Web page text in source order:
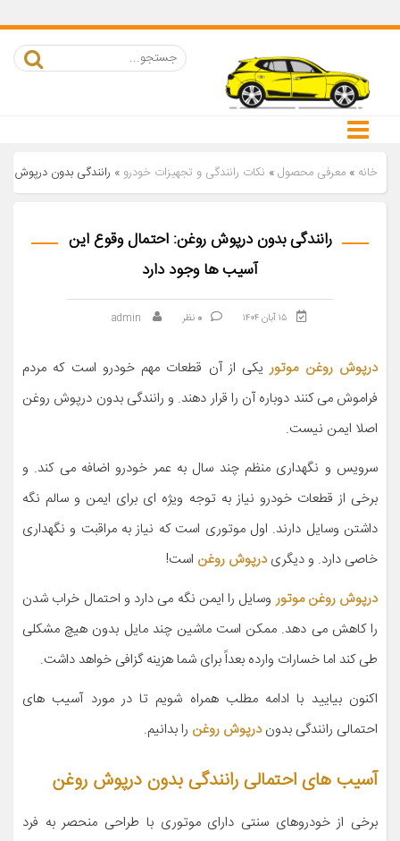
خانه » معرفی محصول» نکات رانندگی و تجهیزات خودرو » رانندگی بدون درپوش
رانندگی بدون درپوش روغن: احتمال وقوع این
آسیب ها وجود دارد
۱۵ آبان ۱۴۰۴ 0 نظر
درپوش روغن موتوریکی از آن قطعات مهم خودرو است که مردم
فراموش می کنند دوباره آن را قرار دهند. و رانندگی بدون درپوش روغن
اصلا ایمن نیست.
سرویس و نگهداری منظم چند سال به عمر خودرو اضافه می کند. و
برخی از قطعات خودرو نیاز به توجه ویژه ای برای ایمن و سالم نگه
داشتن وسایل دارند. اول موتوری است که نیاز به مراقبت و نگهداری
خاصی دارد. و دیگریدرپوش روغن است!
درپوش روغن موتوروسایل را ایمن نگه می دارد و احتمال خراب شدن
را کاهش می دهد. ممکن است ماشین چند مایل بدون هیچ مشکلی
طی کند اما خسارات وارده بعداً برای شما هزینه گزافی خواهد داشت.
اکنون بیایید با ادامه مطلب همراه شویم تا در مورد آسیب های
احتمالی رانندگی بدوندرپوش روغن را بدانیم.
آسیب های احتمالی رانندگی بدون درپوش روغن
برخی از خودروهای سنتی دارای موتوری با طراحی منحصر به فرد